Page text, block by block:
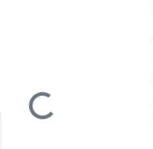
Loading...